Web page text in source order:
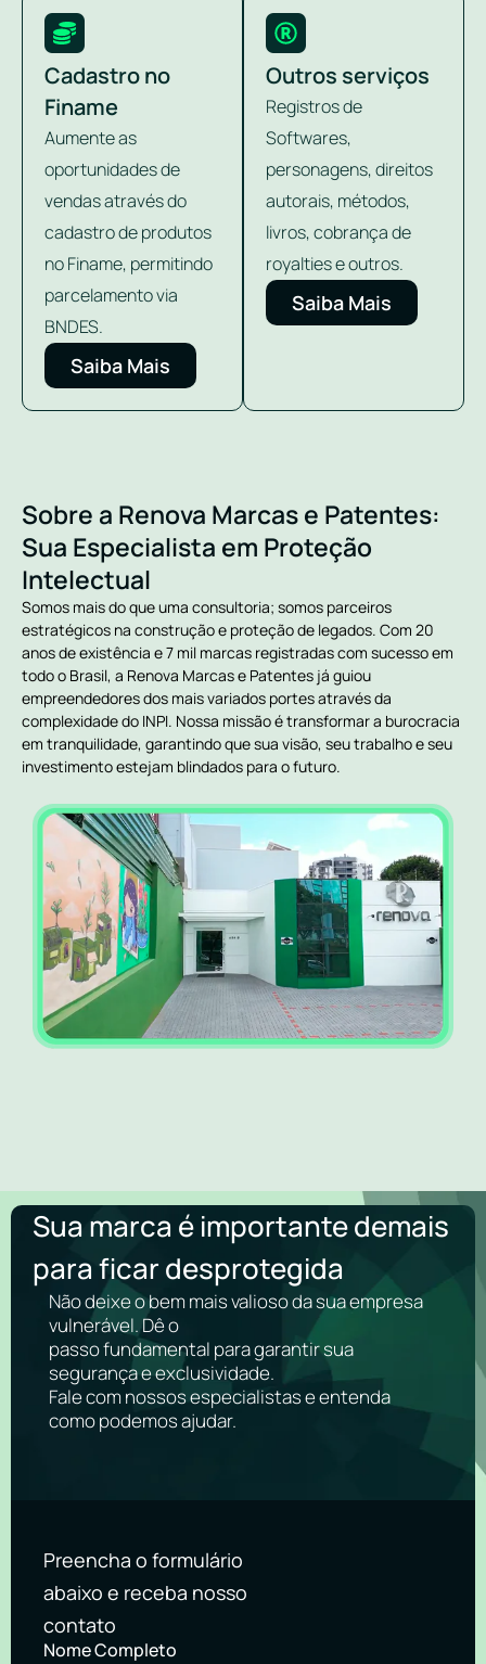
Cadastro no
Finame
Aumente as
oportunidades de
vendas através do
cadastro de produtos
no Finame, permitindo
parcelamento via
BNDES.
Saiba Mais
Outros serviços
Registros de
Softwares,
personagens, direitos
autorais, métodos,
livros, cobrança de
royalties e outros.
Saiba Mais
Sobre a Renova Marcas e Patentes:
Sua Especialista em Proteção
Intelectual
Somos mais do que uma consultoria; somos parceiros
estratégicos na construção e proteção de legados. Com 20
anos de existência e 7 mil marcas registradas com sucesso em
todo o Brasil, a Renova Marcas e Patentes já guiou
empreendedores dos mais variados portes através da
complexidade do INPI. Nossa missão é transformar a burocracia
em tranquilidade, garantindo que sua visão, seu trabalho e seu
investimento estejam blindados para o futuro.
Sua marca é importante demais
para ficar desprotegida
Não deixe o bem mais valioso da sua empresa
vulnerável. Dê o
passo fundamental para garantir sua
segurança e exclusividade.
Fale com nossos especialistas e entenda
como podemos ajudar.
Preencha o formulário
abaixo e receba nosso
contato
Nome Completo